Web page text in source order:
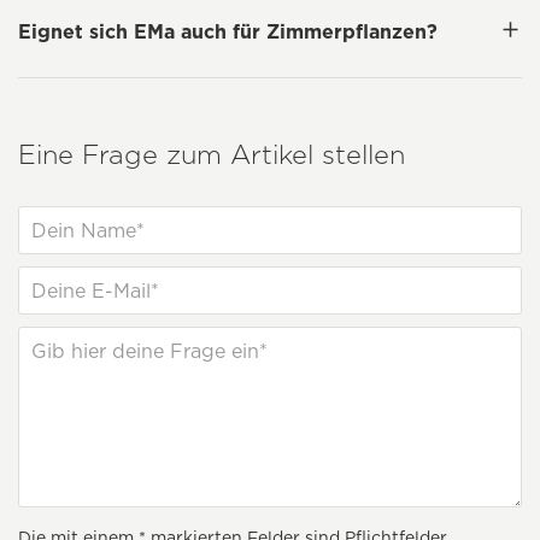
Eignet sich EMa auch für Zimmerpflanzen?
Eine Frage zum Artikel stellen